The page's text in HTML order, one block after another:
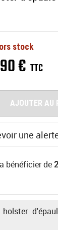
90€ TTC
stock
AJOUTER AU
une
bénéficier de